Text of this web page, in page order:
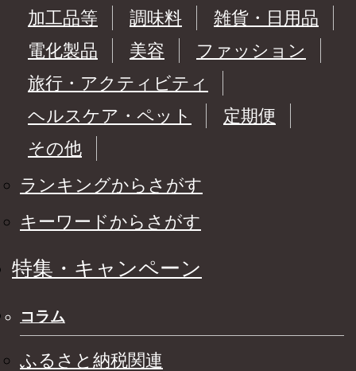
加工品等
調味料
雑貨・日用品
電化製品
美容
ファッション
旅行・アクティビティ
ヘルスケア・ペット
定期便
その他
ランキングからさがす
キーワードからさがす
特集・キャンペーン
コラム
ふるさと納税関連